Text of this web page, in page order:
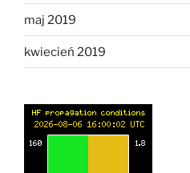
maj 2019
kwiecień 2019